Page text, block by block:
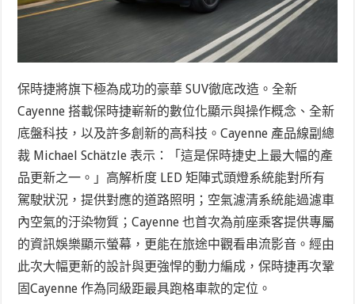
保時捷將旗下極為成功的豪華 SUV徹底改造。全新
Cayenne 搭載保時捷嶄新的數位化顯示與操作概念、全新
底盤科技，以及許多創新的高科技。Cayenne 產品線副總
裁 Michael Schätzle 表示：「這是保時捷史上最大幅的產
品更新之一。」高解析度 LED 矩陣式頭燈系統能對所有
駕駛狀況，提供對應的道路照明；空氣濾清系統能過濾車
內空氣的汙染物質；Cayenne 也首次為前座乘客提供專屬
的資訊娛樂顯示螢幕，更能在旅途中觀看串流影音。經由
此次大幅更新的設計與更強悍的動力編成，保時捷再次鞏
固Cayenne 作為同級距最具跑格車款的定位。